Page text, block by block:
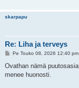
skarpapu
Re: Liha ja terveys
V
e
t
Pe Touko 08, 2026 12:40 pm
Ovathan nämä
menee huonosti.